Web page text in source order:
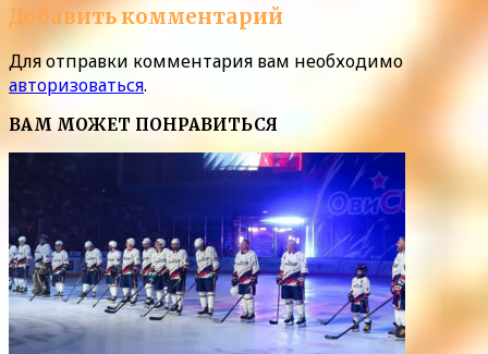
Добавить комментарий
Для отправки комментария вам необходимо
авторизоваться.
ВАМ МОЖЕТ ПОНРАВИТЬСЯ